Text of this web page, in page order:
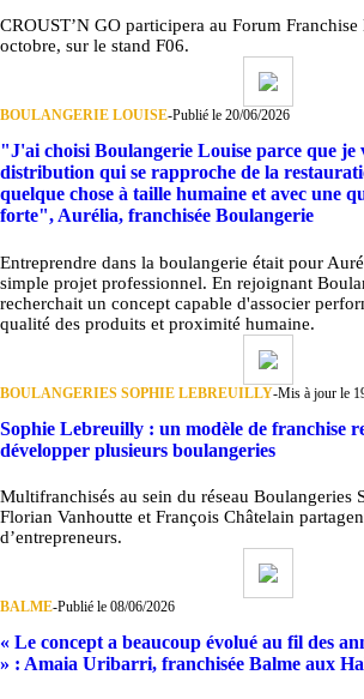
CROUST’N GO participera au Forum
octobre, sur le stand F06.
BOULANGERIE LOUISE-Publié le 20/06/2026
"J'ai choisi Boulangerie Louise parce que je
distribution qui se rapproche de la
quelque chose à taille humaine et avec une
forte", Aurélia, franchisée Boulangerie
Entreprendre dans la boulangerie était pour
simple projet professionnel. En rejoignant
recherchait un concept capable d'associer
qualité des produits et proximité humaine.
BOULANGERIES SOPHIE LEBREUILLY-Mis à jour le
Sophie Lebreuilly : un modèle de franchise
développer plusieurs boulangeries
Multifranchisés au sein du réseau Boulangeries
Florian Vanhoutte et François Châtelain
d’entrepreneurs.
BALME-Publié le 08/06/2026
« Le concept a beaucoup évolué au fil des
» : Amaia Uribarri, franchisée Balme aux